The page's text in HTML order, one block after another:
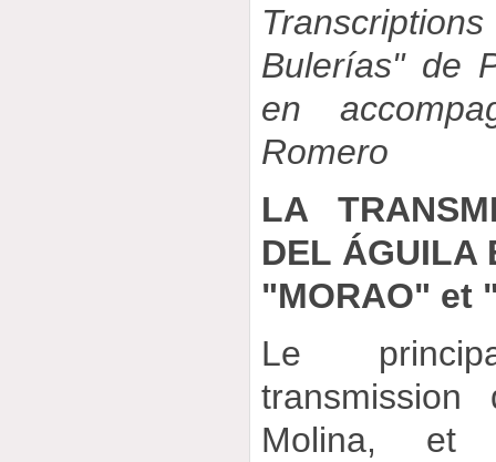
Bulerías" de
en
Romero
LA
DEL ÁGUILA
"MORAO" et
Le
Molina, et